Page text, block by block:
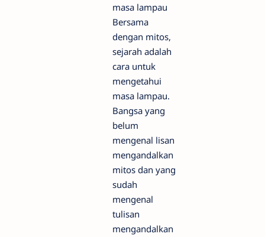
masa lampau
Bersama
dengan mitos,
sejarah adalah
cara untuk
mengetahui
masa lampau.
Bangsa yang
belum
mengenal lisan
mengandalkan
mitos dan yang
sudah
mengenal
tulisan
mengandalkan